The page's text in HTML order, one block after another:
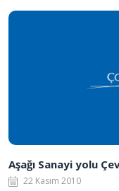
Aşağı Sanayi yolu
22 Kasım 2010